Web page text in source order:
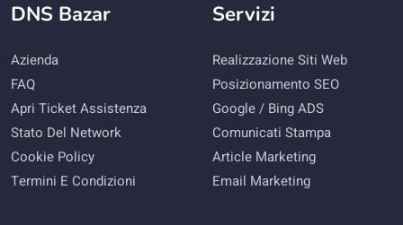
DNS Bazar
Azienda
FAQ
Apri Ticket Assistenza
Stato Del Network
Cookie Policy
Termini E Condizioni
Servizi
Realizzazione Siti Web
Posizionamento SEO
Google / Bing ADS
Comunicati Stampa
Article Marketing
Email Marketing